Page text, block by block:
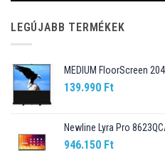
LEGÚJABB TERMÉKEK
MEDIUM FloorScreen
139.990 Ft
Newline Lyra Pro
946.150 Ft